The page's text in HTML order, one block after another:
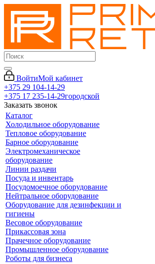
ВойтиМой кабинет
+375 29 104-14-29
+375 17 235-14-29городской
Заказать звонок
Каталог
Холодильное оборудование
Тепловое оборудование
Барное оборудование
Электромеханическое
оборудование
Линии раздачи
Посуда и инвентарь
Посудомоечное оборудование
Нейтральное оборудование
Оборудование для дезинфекции и
гигиены
Весовое оборудование
Прикассовая зона
Прачечное оборудование
Промышленное оборудование
Роботы для бизнеса